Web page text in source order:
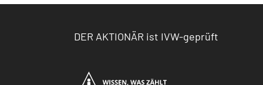
DER AKTIONÄR ist IVW-geprüft